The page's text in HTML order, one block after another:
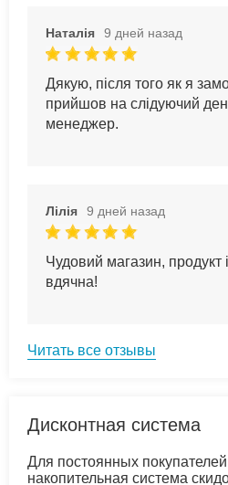
Наталія 9 дней назад
Дякую, після того як я
прийшов на слідуючий
менеджер.
Лілія 9 дней назад
Чудовий магазин, продукт
вдячна!
Читать все отзывы
Дисконтная система
Для постоянных
накопительная система